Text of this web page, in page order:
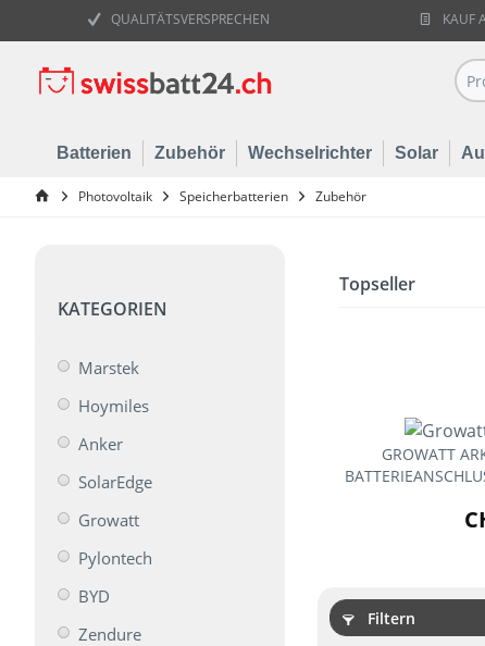
QUALITÄTSVERSPRECHEN KAUF
Batterien Zubehör Wechselrichter Solar
Photovoltaik Speicherbatterien Zubehör
KATEGORIEN
Marstek
Hoymiles
Anker
SolarEdge
Growatt
Pylontech
BYD
Zendure
Topseller
GROWATT
Filtern